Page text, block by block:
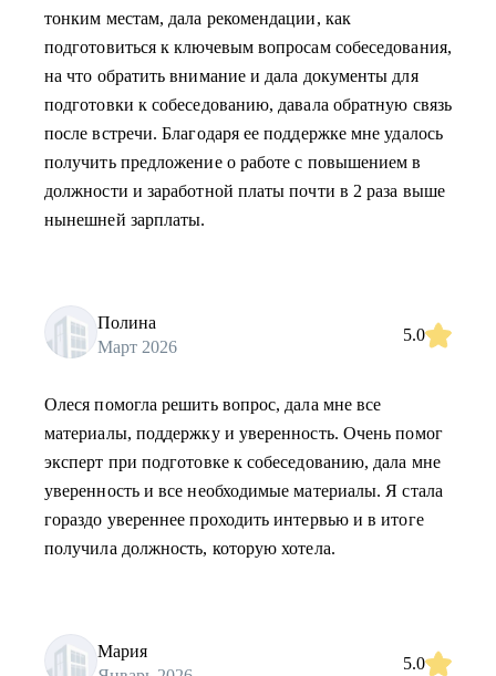
тонким местам, дала рекомендации, как
подготовиться к ключевым вопросам собеседования,
на что обратить внимание и дала документы для
подготовки к собеседованию, давала обратную связь
после встречи. Благодаря ее поддержке мне удалось
получить предложение о работе с повышением в
должности и заработной платы почти в 2 раза выше
нынешней зарплаты.
Полина
Март 2026
5.0
Олеся помогла решить вопрос, дала мне все
материалы, поддержку и уверенность. Очень помог
эксперт при подготовке к собеседованию, дала мне
уверенность и все необходимые материалы. Я стала
гораздо увереннее проходить интервью и в итоге
получила должность, которую хотела.
Мария
5.0